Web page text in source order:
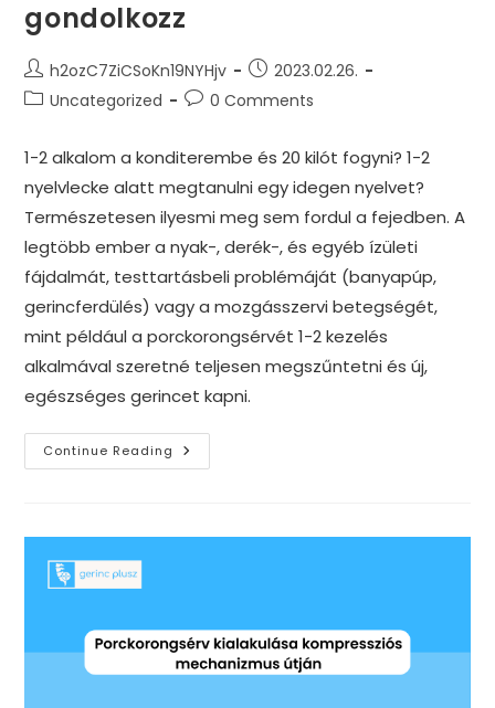
gondolkozz
Post
author:
h2ozC7ZiCSoKn19NYHjv
Post
published:
2023.02.26.
PostUncategorized
Post0 Comments
1-2 alkalom a konditerembe és 20 kilót fogyni? 1-2
nyelvlecke alatt megtanulni egy idegen nyelvet?
Természetesen ilyesmi meg sem fordul a fejedben. A
legtöbb ember a nyak-, derék-, és egyéb ízületi
fájdalmát, testtartásbeli problémáját (banyapúp,
gerincferdülés) vagy a mozgásszervi betegségét,
mint például a porckorongsérvét 1-2 kezelés
alkalmával szeretné teljesen megszűntetni és új,
egészséges gerincet kapni.
Continue Reading Az
Azonnali